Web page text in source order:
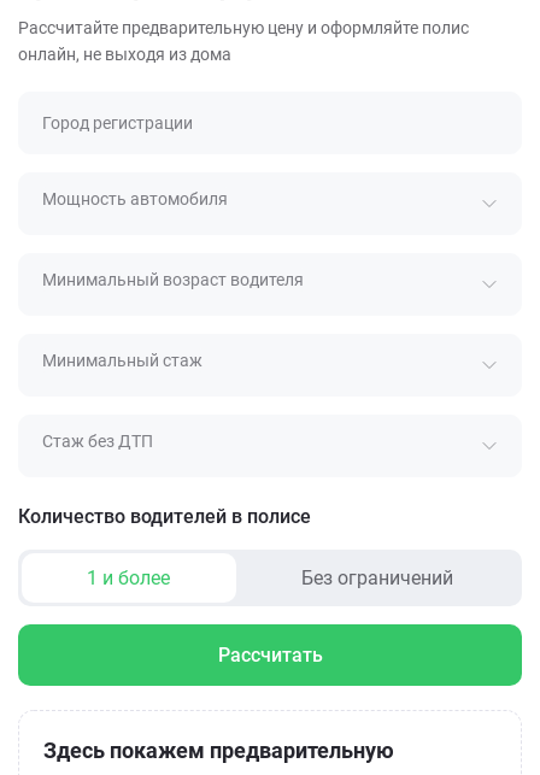
Рассчитайте предварительную цену и оформляйте полис
онлайн, не выходя из дома
Город регистрации
Мощность автомобиля
Минимальный возраст водителя
Минимальный стаж
Стаж без ДТП
Количество водителей в полисе
1 и более Без ограничений
Рассчитать
Здесь покажем предварительную